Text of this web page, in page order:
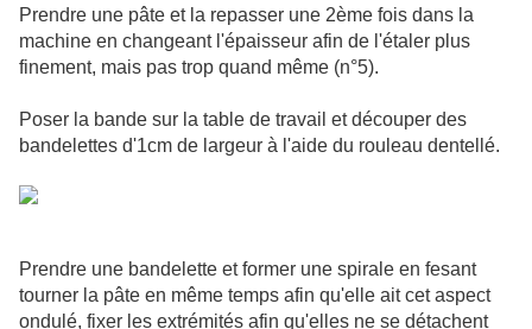
Prendre une pâte et la repasser une 2ème fois dans la
machine en changeant l'épaisseur afin de l'étaler plus
finement, mais pas trop quand même (n°5).
Poser la bande sur la table de travail et découper des
bandelettes d'1cm de largeur à l'aide du rouleau dentellé.
Prendre une bandelette et former une spirale en fesant
tourner la pâte en même temps afin qu'elle ait cet aspect
ondulé, fixer les extrémités afin qu'elles ne se détachent